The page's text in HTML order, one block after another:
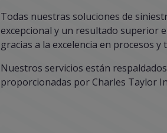
Todas nuestras soluciones de
excepcional y un resultado superior
gracias a la excelencia en procesos
Nuestros servicios están
proporcionadas por Charles Taylor